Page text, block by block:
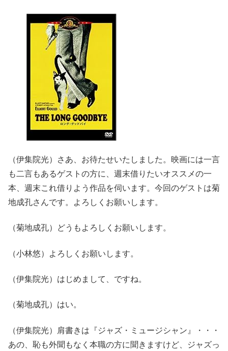
（伊集院光）さあ、お待たせいたしました。映画には一言
も二言もあるゲストの方に、週末借りたいオススメの一
本、週末これ借りよう作品を伺います。今回のゲストは菊
地成孔さんです。よろしくお願いします。
（菊地成孔）どうもよろしくお願いします。
（小林悠）よろしくお願いします。
（伊集院光）はじめまして、ですね。
（菊地成孔）はい。
（伊集院光）肩書きは『ジャズ・ミュージシャン』・・・
あの、恥も外聞もなく本職の方に聞きますけど、ジャズっ